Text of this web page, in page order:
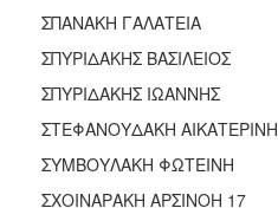
ΣΠΑΝΑΚΗ ΓΑΛΑΤΕΙΑ
ΣΠΥΡΙΔΑΚΗΣ ΒΑΣΙΛΕΙΟΣ
ΣΠΥΡΙΔΑΚΗΣ ΙΩΑΝΝΗΣ
ΣΤΕΦΑΝΟΥΔΑΚΗ ΑΙΚΑΤΕΡΙΝΗ
ΣΥΜΒΟΥΛΑΚΗ ΦΩΤΕΙΝΗ
ΣΧΟΙΝΑΡΑΚΗ ΑΡΣΙΝΟΗ 17